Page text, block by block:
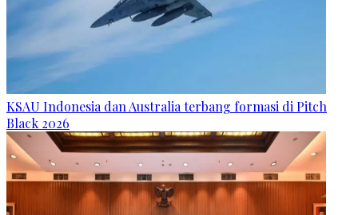
KSAU Indonesia dan Australia terbang formasi di Pitch
Black 2026